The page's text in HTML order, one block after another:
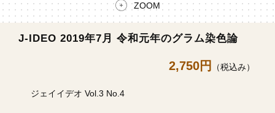
ZOOM
J-IDEO 2019年7月 令和元年のグラム染色論
2,750円 （税込み）
ジェイイデオ Vol.3 No.4